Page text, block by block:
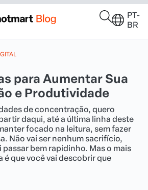
PT-
BR
para Aumentar Sua
e Produtividade
de concentração, quero
daqui, até a última linha deste
focado na leitura, sem fazer
Não vai ser nenhum sacrifício,
bem rapidinho. Mas o mais
é que você vai descobrir que